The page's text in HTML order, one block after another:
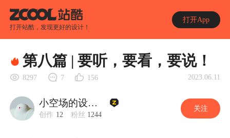
打开站酷，发现更好的设计！
打开App
第八篇 | 要听，要看，要说！
8297 7 156 2023.06.11
小空场的设计师们
创作 12 粉丝 1244
关注